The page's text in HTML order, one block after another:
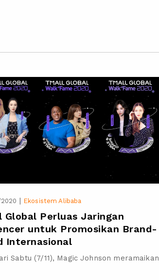
2020 | Ekosistem Alibaba
Global Perluas Jaringan
untuk Promosikan Brand-
Internasional
Sabtu (7/11), Magic Johnson meramaikan